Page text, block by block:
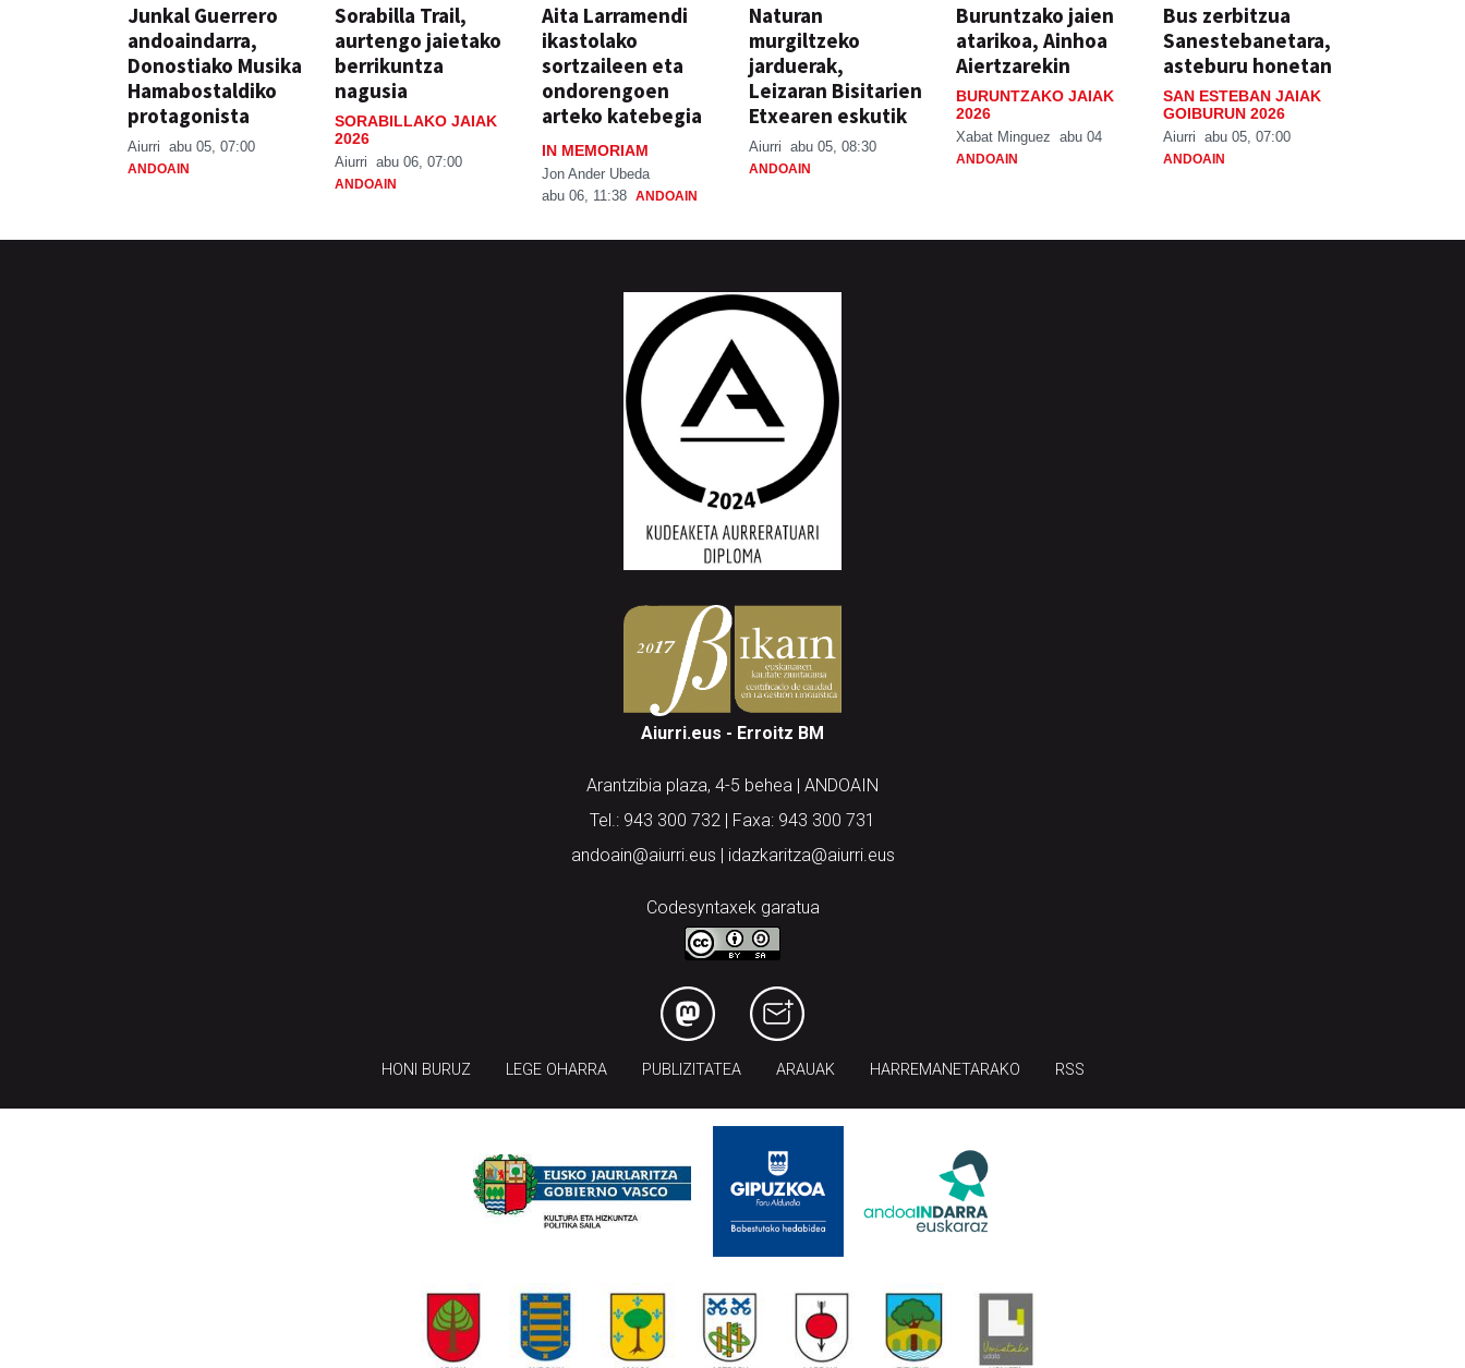
Junkal Guerrero
andoaindarra,
Donostiako Musika
Hamabostaldiko
protagonista
Aiurri abu 05, 07:00
ANDOAIN
Sorabilla Trail,
aurtengo jaietako
berrikuntza
nagusia
SORABILLAKO JAIAK
2026
Aiurri abu 06, 07:00
ANDOAIN
Aita Larramendi
ikastolako
sortzaileen eta
ondorengoen
arteko katebegia
IN MEMORIAM
Jon Ander Ubeda
abu 06, 11:38 ANDOAIN
Naturan
murgiltzeko
jarduerak,
Leizaran Bisitarien
Etxearen eskutik
Aiurri abu 05, 08:30
ANDOAIN
Buruntzako jaien
atarikoa, Ainhoa
Aiertzarekin
BURUNTZAKO JAIAK
2026
Xabat Minguez abu 04
ANDOAIN
Bus zerbitzua
Sanestebanetara,
asteburu honetan
SAN ESTEBAN JAIAK
GOIBURUN 2026
Aiurri abu 05, 07:00
ANDOAIN
Aiurri.eus - Erroitz BM
Arantzibia plaza, 4-5 behea | ANDOAIN
Tel.: 943 300 732 | Faxa: 943 300 731
andoain@aiurri.eus | idazkaritza@aiurri.eus
Codesyntaxek garatua
HONI BURUZ LEGE OHARRA PUBLIZITATEA ARAUAK HARREMANETARAKO RSS